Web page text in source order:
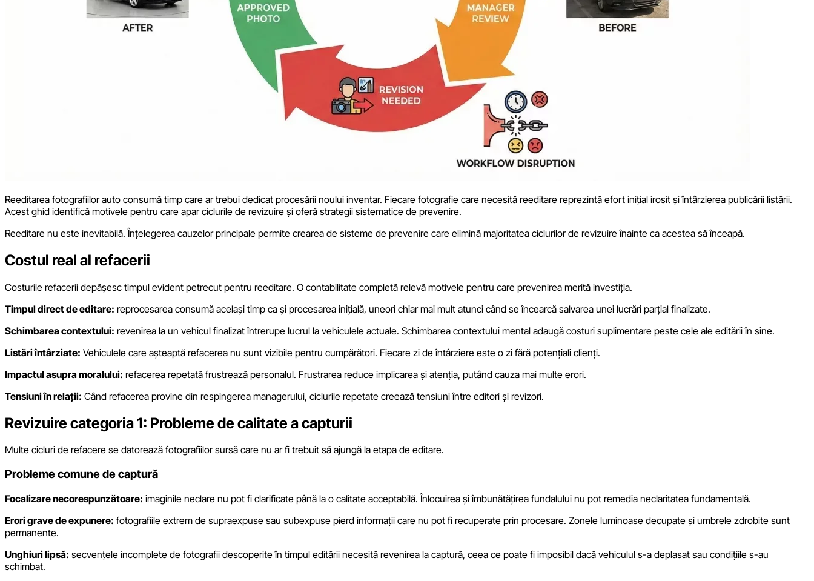
Reeditarea fotografiilor auto consumă timp care ar trebui dedicat procesării noului inventar. Fiecare fotografie care necesită reeditare reprezintă efort inițial irosit și întârzierea publicării listării.
Acest ghid identifică motivele pentru care apar ciclurile de revizuire și oferă strategii sistematice de prevenire.
Reeditare nu este inevitabilă. Înțelegerea cauzelor principale permite crearea de sisteme de prevenire care elimină majoritatea ciclurilor de revizuire înainte ca acestea să înceapă.
Costul real al refacerii
Costurile refacerii depășesc timpul evident petrecut pentru reeditare. O contabilitate completă relevă motivele pentru care prevenirea merită investiția.
Timpul direct de editare: reprocesarea consumă același timp ca și procesarea inițială, uneori chiar mai mult atunci când se încearcă salvarea unei lucrări parțial finalizate.
Schimbarea contextului: revenirea la un vehicul finalizat întrerupe lucrul la vehiculele actuale. Schimbarea contextului mental adaugă costuri suplimentare peste cele ale editării în sine.
Listări întârziate: Vehiculele care așteaptă refacerea nu sunt vizibile pentru cumpărători. Fiecare zi de întârziere este o zi fără potențiali clienți.
Impactul asupra moralului: refacerea repetată frustrează personalul. Frustrarea reduce implicarea și atenția, putând cauza mai multe erori.
Tensiuni în relații: Când refacerea provine din respingerea managerului, ciclurile repetate creează tensiuni între editori și revizori.
Revizuire categoria 1: Probleme de calitate a capturii
Multe cicluri de refacere se datorează fotografiilor sursă care nu ar fi trebuit să ajungă la etapa de editare.
Probleme comune de captură
Focalizare necorespunzătoare: imaginile neclare nu pot fi clarificate până la o calitate acceptabilă. Înlocuirea și îmbunătățirea fundalului nu pot remedia neclaritatea fundamentală.
Erori grave de expunere: fotografiile extrem de supraexpuse sau subexpuse pierd informații care nu pot fi recuperate prin procesare. Zonele luminoase decupate și umbrele zdrobite sunt
permanente.
Unghiuri lipsă: secvențele incomplete de fotografii descoperite în timpul editării necesită revenirea la captură, ceea ce poate fi imposibil dacă vehiculul s-a deplasat sau condițiile s-au
schimbat.